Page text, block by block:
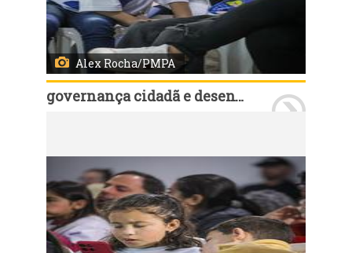
Alex Rocha/PMPA
governança cidadã e desenvolvimento rural